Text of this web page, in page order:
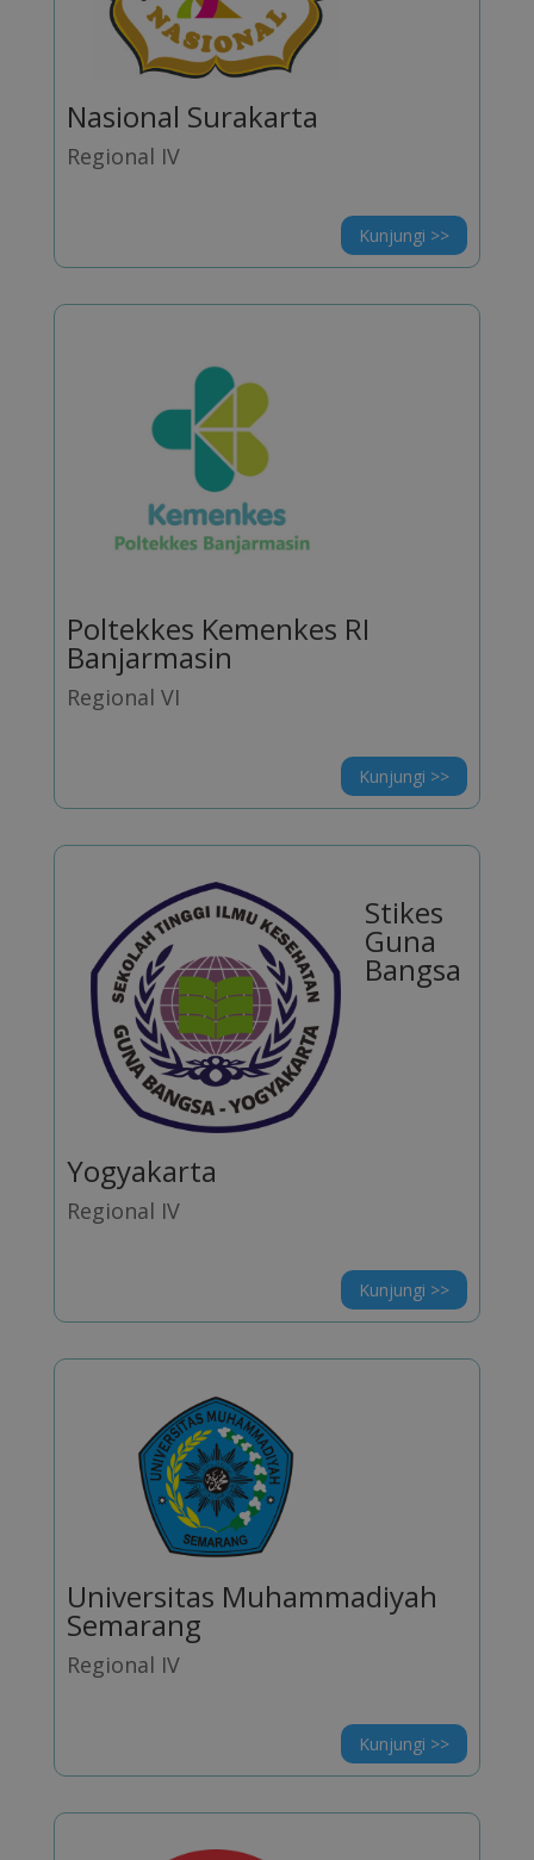
Nasional Surakarta
Regional IV
Kunjungi >>
Poltekkes Kemenkes RI
Banjarmasin
Regional VI
Kunjungi >>
Stikes
Guna
Bangsa
Yogyakarta
Regional IV
Kunjungi >>
Universitas Muhammadiyah
Semarang
Regional IV
Kunjungi >>